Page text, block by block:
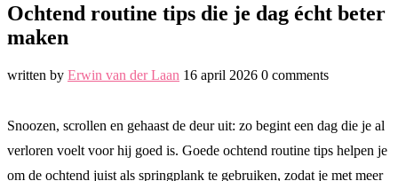
Ochtend routine tips die je dag écht beter
maken
written by Erwin van der Laan 16 april 2026 0 comments
Snoozen, scrollen en gehaast de deur uit: zo begint een dag die je al
verloren voelt voor hij goed is. Goede ochtend routine tips helpen je
om de ochtend juist als springplank te gebruiken, zodat je met meer